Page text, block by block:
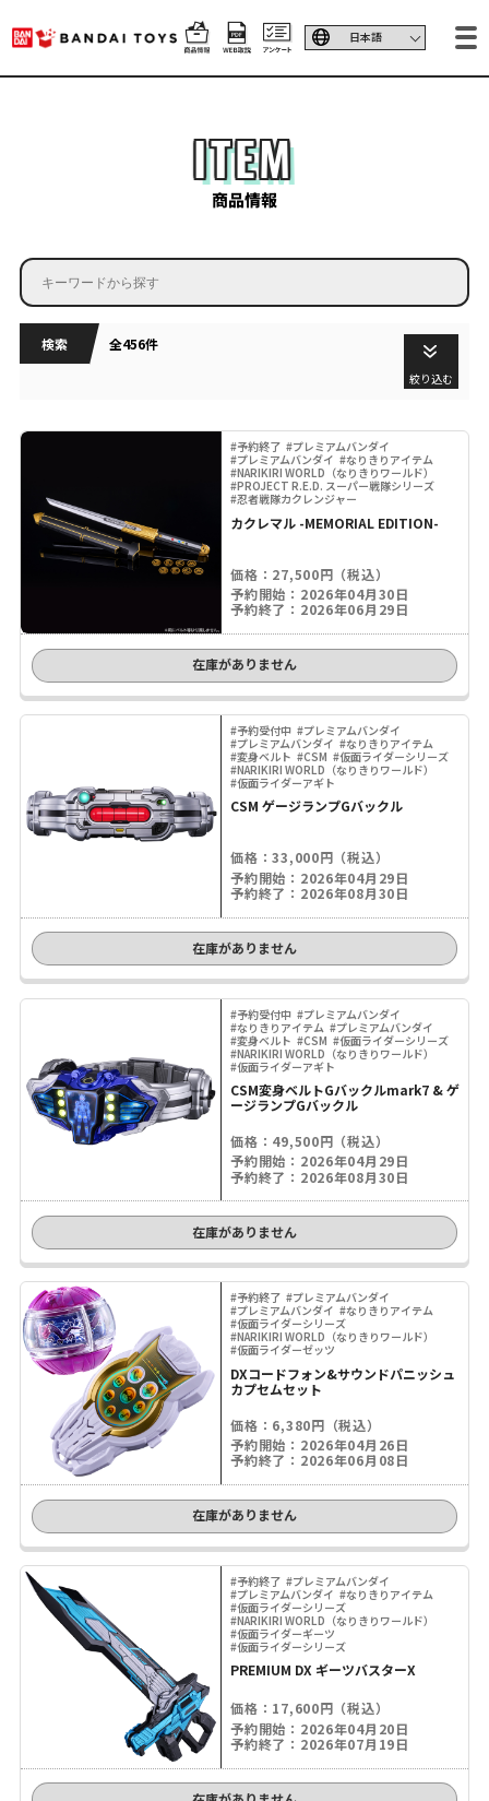
ITEM
商品情報
検索 全456件
絞り込む
#予約終了 #プレミアムバンダイ
#プレミアムバンダイ #なりきりアイテム
#NARIKIRI WORLD（なりきりワールド）
#PROJECT R.E.D. スーパー戦隊シリーズ
#忍者戦隊カクレンジャー
カクレマル -MEMORIAL EDITION-
価格：27,500円（税込）
予約開始：2026年04月30日
予約終了：2026年06月29日
在庫がありません
#予約受付中 #プレミアムバンダイ
#プレミアムバンダイ #なりきりアイテム
#変身ベルト #CSM #仮面ライダーシリーズ
#NARIKIRI WORLD（なりきりワールド）
#仮面ライダーアギト
CSM ゲージランプGバックル
価格：33,000円（税込）
予約開始：2026年04月29日
予約終了：2026年08月30日
在庫がありません
#予約受付中 #プレミアムバンダイ
#なりきりアイテム #プレミアムバンダイ
#変身ベルト #CSM #仮面ライダーシリーズ
#NARIKIRI WORLD（なりきりワールド）
#仮面ライダーアギト
CSM変身ベルトGバックルmark7 & ゲ
ージランプGバックル
価格：49,500円（税込）
予約開始：2026年04月29日
予約終了：2026年08月30日
在庫がありません
#予約終了 #プレミアムバンダイ
#プレミアムバンダイ #なりきりアイテム
#仮面ライダーシリーズ
#NARIKIRI WORLD（なりきりワールド）
#仮面ライダーゼッツ
DXコードフォン&サウンドパニッシュ
カプセムセット
価格：6,380円（税込）
予約開始：2026年04月26日
予約終了：2026年06月08日
在庫がありません
#予約終了 #プレミアムバンダイ
#プレミアムバンダイ #なりきりアイテム
#仮面ライダーシリーズ
#NARIKIRI WORLD（なりきりワールド）
#仮面ライダーギーツ
#仮面ライダーシリーズ
PREMIUM DX ギーツバスターX
価格：17,600円（税込）
予約開始：2026年04月20日
予約終了：2026年07月19日